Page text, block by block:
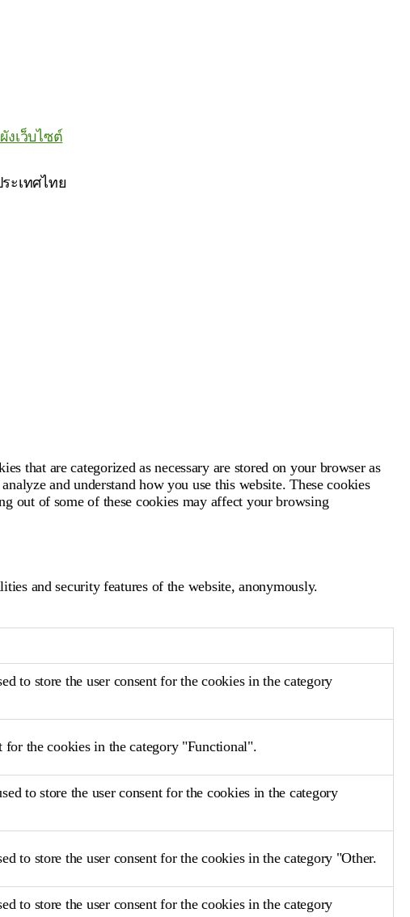
งเว็บไซต์
ะเทศไทย
that are categorized as necessary are stored on your browser as
and understand how you use this website. These cookies
out of some of these cookies may affect your browsing
and security features of the website, anonymously.
to store the user consent for the cookies in the category
for the cookies in the category "Functional".
to store the user consent for the cookies in the category
to store the user consent for the cookies in the category "Other.
to store the user consent for the cookies in the category